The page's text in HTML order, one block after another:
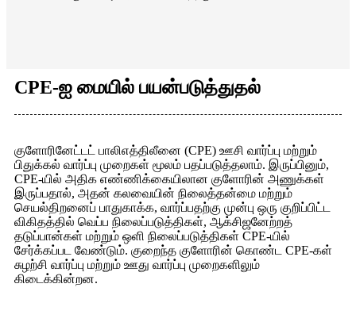
CPE-ஐ மையில் பயன்படுத்துதல்
குளோரினேட்டட் பாலிஎத்திலீனை (CPE) ஊசி வார்ப்பு மற்றும்
பிதுக்கல் வார்ப்பு முறைகள் மூலம் பதப்படுத்தலாம். இருப்பினும்,
CPE-யில் அதிக எண்ணிக்கையிலான குளோரின் அணுக்கள்
இருப்பதால், அதன் கலவையின் நிலைத்தன்மை மற்றும்
செயல்திறனைப் பாதுகாக்க, வார்ப்பதற்கு முன்பு ஒரு குறிப்பிட்ட
விகிதத்தில் வெப்ப நிலைப்படுத்திகள், ஆக்சிஜனேற்றத்
தடுப்பான்கள் மற்றும் ஒளி நிலைப்படுத்திகள் CPE-யில்
சேர்க்கப்பட வேண்டும். குறைந்த குளோரின் கொண்ட CPE-கள்
சுழற்சி வார்ப்பு மற்றும் ஊது வார்ப்பு முறைகளிலும்
கிடைக்கின்றன.